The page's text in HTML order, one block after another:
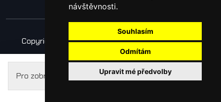
návštěvnosti.
Souhlasím
Odmítám
Upravit mé předvolby
Pro zobrazení cen se prosímpřihlaste.
Copyright © 2026 Všechna práva vyhrazena
Obchodní podmínky
Zpracování osobních údajů